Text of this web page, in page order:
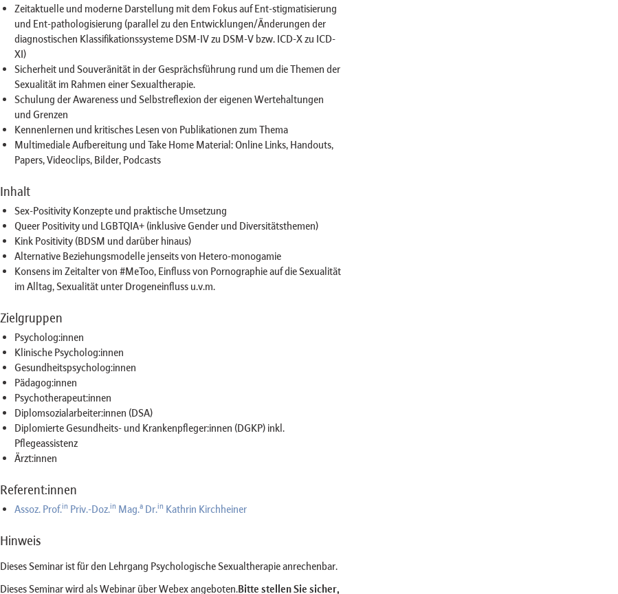
Zeitaktuelle und moderne Darstellung mit dem Fokus auf Ent-stigmatisierung
und Ent-pathologisierung (parallel zu den Entwicklungen/Änderungen der
diagnostischen Klassifikationssysteme DSM-IV zu DSM-V bzw. ICD-X zu ICD-
XI)
Sicherheit und Souveränität in der Gesprächsführung rund um die Themen der
Sexualität im Rahmen einer Sexualtherapie.
Schulung der Awareness und Selbstreflexion der eigenen Wertehaltungen
und Grenzen
Kennenlernen und kritisches Lesen von Publikationen zum Thema
Multimediale Aufbereitung und Take Home Material: Online Links, Handouts,
Papers, Videoclips, Bilder, Podcasts
Inhalt
Sex-Positivity Konzepte und praktische Umsetzung
Queer Positivity und LGBTQIA+ (inklusive Gender und Diversitätsthemen)
Kink Positivity (BDSM und darüber hinaus)
Alternative Beziehungsmodelle jenseits von Hetero-monogamie
Konsens im Zeitalter von #MeToo, Einfluss von Pornographie auf die Sexualität
im Alltag, Sexualität unter Drogeneinfluss u.v.m.
Zielgruppen
Psycholog:innen
Klinische Psycholog:innen
Gesundheitspsycholog:innen
Pädagog:innen
Psychotherapeut:innen
Diplomsozialarbeiter:innen (DSA)
Diplomierte Gesundheits- und Krankenpfleger:innen (DGKP) inkl.
Pflegeassistenz
Ärzt:innen
Referent:innen
Assoz. Prof.in Priv.-Doz. in Mag. aDr. in Kathrin Kirchheiner
Hinweis
Dieses Seminar ist für den Lehrgang Psychologische Sexualtherapie anrechenbar.
Dieses Seminar wird als Webinar über Webex angeboten.Bitte stellen Sie sicher,